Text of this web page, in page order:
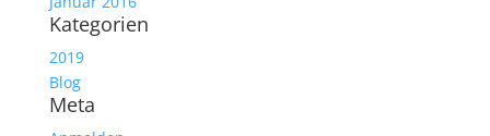
Kategorien
2019
Blog
Meta